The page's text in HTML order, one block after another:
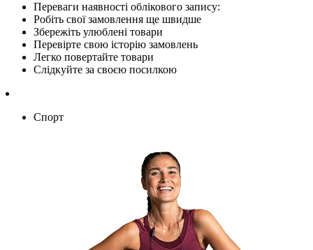
Переваги наявності облікового запису:
Робіть свої замовлення ще швидше
Збережіть улюблені товари
Перевірте свою історію замовлень
Легко повертайте товари
Слідкуйте за своєю посилкою
Спорт